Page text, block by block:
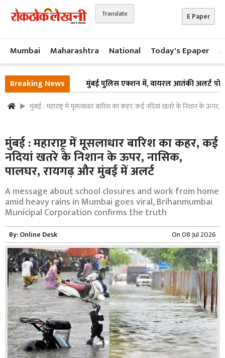
Translate E Paper
Mumbai Maharashtra National Today's Epaper
Breaking News मुंबई पुलिस एक्शन में, वायरल आतंकी अलर्ट पोस्ट
मुंबई : महाराष्ट्र में मूसलाधार बारिश का कहर, कई नदियां खतरे के निशान के ऊपर,
मुंबई : महाराष्ट्र में मूसलाधार बारिश का कहर, कई
नदियां खतरे के निशान के ऊपर, नासिक,
पालघर, रायगढ़ और मुंबई में अलर्ट
A message about school closures and work from home
amid heavy rains in Mumbai goes viral, Brihanmumbai
Municipal Corporation confirms the truth
By:Online Desk On08 Jul 2026